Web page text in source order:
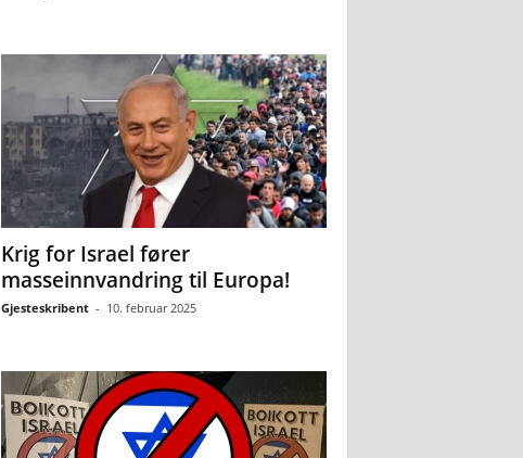
Krig for Israel fører
masseinnvandring til Europa!
Gjesteskribent - 10. februar 2025